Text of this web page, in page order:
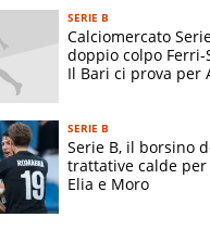
SERIE B
Calciomercato
doppio colpo
Il Bari ci prova per
SERIE B
Serie B, il borsino
trattative calde
Elia e Moro